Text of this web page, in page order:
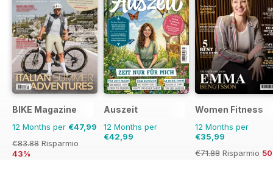
BIKE Magazine
12 Months per €47,99
€83.88 Risparmio
43%
Auszeit
12 Months per
€42,99
Women Fitness
12 Months per
€35,99
€71.88 Risparmio